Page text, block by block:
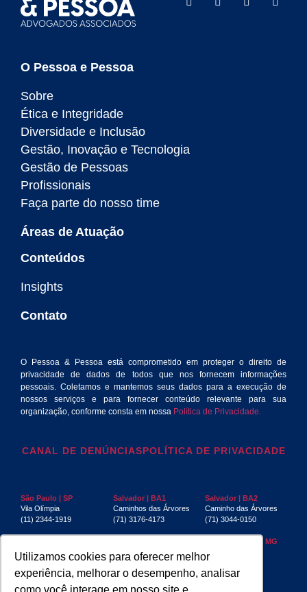
Utilizamos cookies para oferecer melhor
experiência, melhorar o desempenho, analisar
como você interage em nosso site e
O Pessoa e Pessoa
Sobre
Ética e Integridade
Diversidade e Inclusão
Gestão, Inovação e Tecnologia
Gestão de Pessoas
Profissionais
Faça parte do nosso time
Áreas de Atuação
Conteúdos
Insights
Contato
O Pessoa & Pessoa está comprometido em proteger o direito de
privacidade de dados de todos que nos fornecem informações
pessoais. Coletamos e mantemos seus dados para a execução de
nossos serviços e para fornecer conteúdo relevante para sua
organização, conforme consta em nossa Política de Privacidade.
CANAL DE DENÚNCIASPOLÍTICA DE PRIVACIDADE
São Paulo | SP
Vila Olímpia
(11) 2344-1919
Salvador | BA1
Caminhos das Árvores
(71) 3176-4173
Salvador | BA2
Caminho das Árvores
(71) 3044-0150
Centro
(21) 3553-4040
Boa Viagem
(81) 3032-4880
Belo Horizonte | MG
(31) 3267-6397
Aracaju | SE